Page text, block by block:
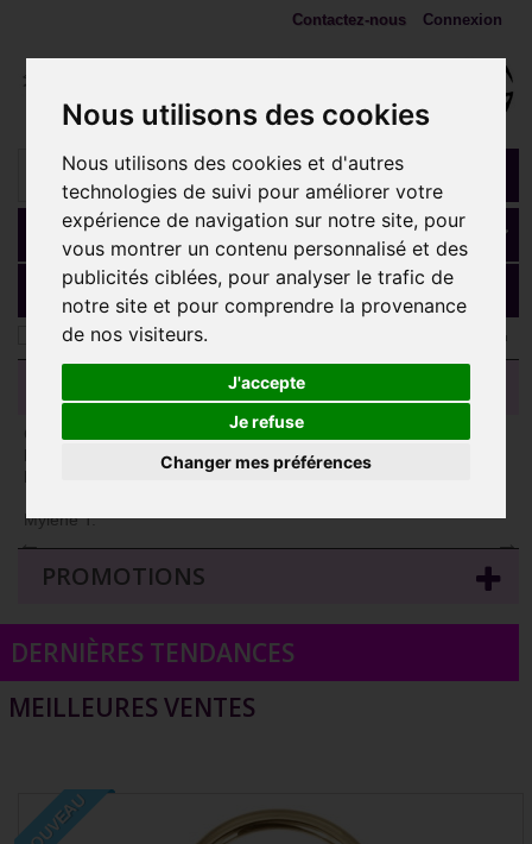
Nous utilisons des cookies
Nous utilisons des cookies et d'autres
technologies de suivi pour améliorer votre
expérience de navigation sur notre site, pour
vous montrer un contenu personnalisé et des
publicités ciblées, pour analyser le trafic de
notre site et pour comprendre la provenance
de nos visiteurs.
J'accepte
Je refuse
Changer mes préférences
Connexion
Contactez-nous
Panier (vide)
MENU
Comme toujours, rapport qualité /prix au top, la matière ne
bouge pas, ne change pas de couleur malgré les douches,
bains, et compagnie... Je recommande à 1000%!
Mylène T.
→
←
PROMOTIONS
DERNIÈRES TENDANCES
MEILLEURES VENTES
NOUVEAU